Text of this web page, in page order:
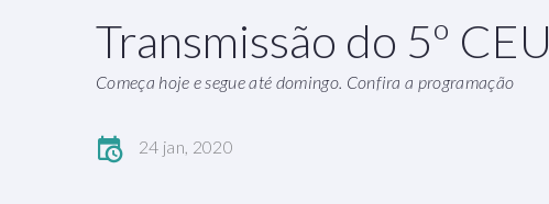
Transmissão do 5º CEU
Começa hoje e segue até domingo. Confira a programação
24 jan, 2020